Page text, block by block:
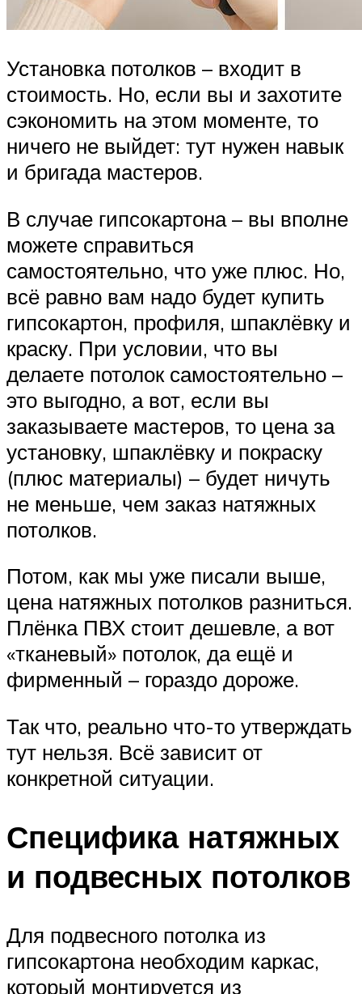
Установка потолков – входит в
стоимость. Но, если вы и захотите
сэкономить на этом моменте, то
ничего не выйдет: тут нужен навык
и бригада мастеров.
В случае гипсокартона – вы вполне
можете справиться
самостоятельно, что уже плюс. Но,
всё равно вам надо будет купить
гипсокартон, профиля, шпаклёвку и
краску. При условии, что вы
делаете потолок самостоятельно –
это выгодно, а вот, если вы
заказываете мастеров, то цена за
установку, шпаклёвку и покраску
(плюс материалы) – будет ничуть
не меньше, чем заказ натяжных
потолков.
Потом, как мы уже писали выше,
цена натяжных потолков разниться.
Плёнка ПВХ стоит дешевле, а вот
«тканевый» потолок, да ещё и
фирменный – гораздо дороже.
Так что, реально что-то утверждать
тут нельзя. Всё зависит от
конкретной ситуации.
Специфика натяжных
и подвесных потолков
Для подвесного потолка из
гипсокартона необходим каркас,
который монтируется из